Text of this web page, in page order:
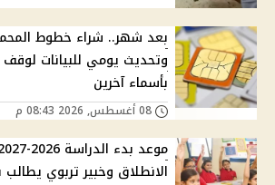
بعد شهر.. شراء خطوط
وتحديث يومي للبيانات لوقف
بأسماء آخرين
الانطلاق وخبير تربوي يطالب